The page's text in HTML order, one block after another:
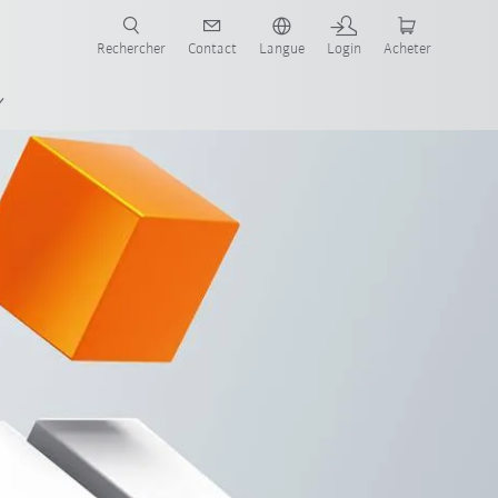
Rechercher Contact Langue Login Acheter